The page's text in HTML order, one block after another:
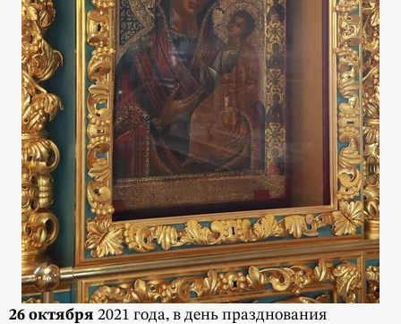
26 октября 2021 года, в день празднования